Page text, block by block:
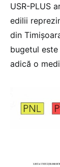
USR-PLUS
edilii
din
bugetul
adică o